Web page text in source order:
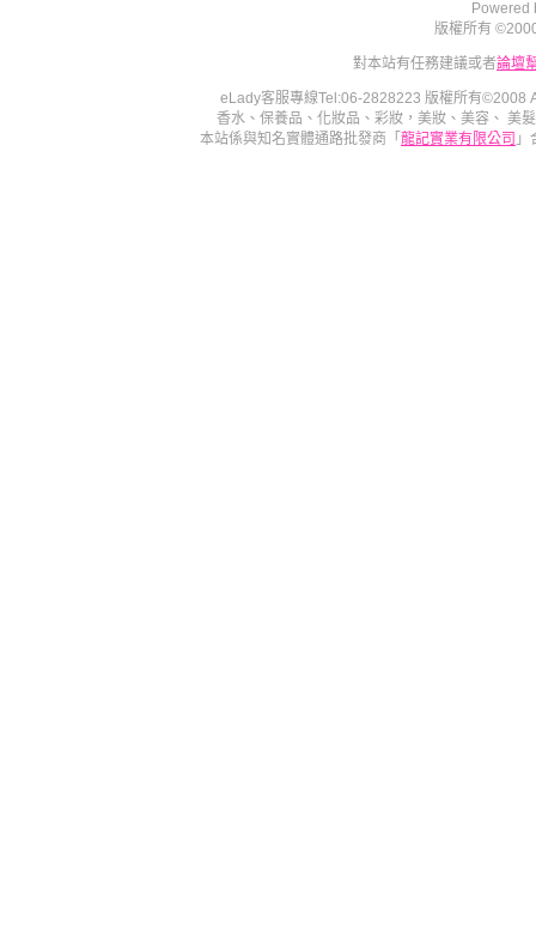
Powered
版權所有
對本站有任務建議或者論壇
eLady客服專線Tel:06-2828223 版權所有©2008
香水、保養品、化妝品、彩妝，美妝、美容、 美
本站係與知名實體通路批發商「 龍記實業有限公司